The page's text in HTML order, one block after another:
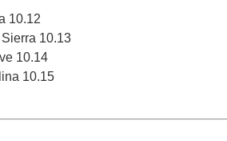
10.12
10.13
10.14
10.15